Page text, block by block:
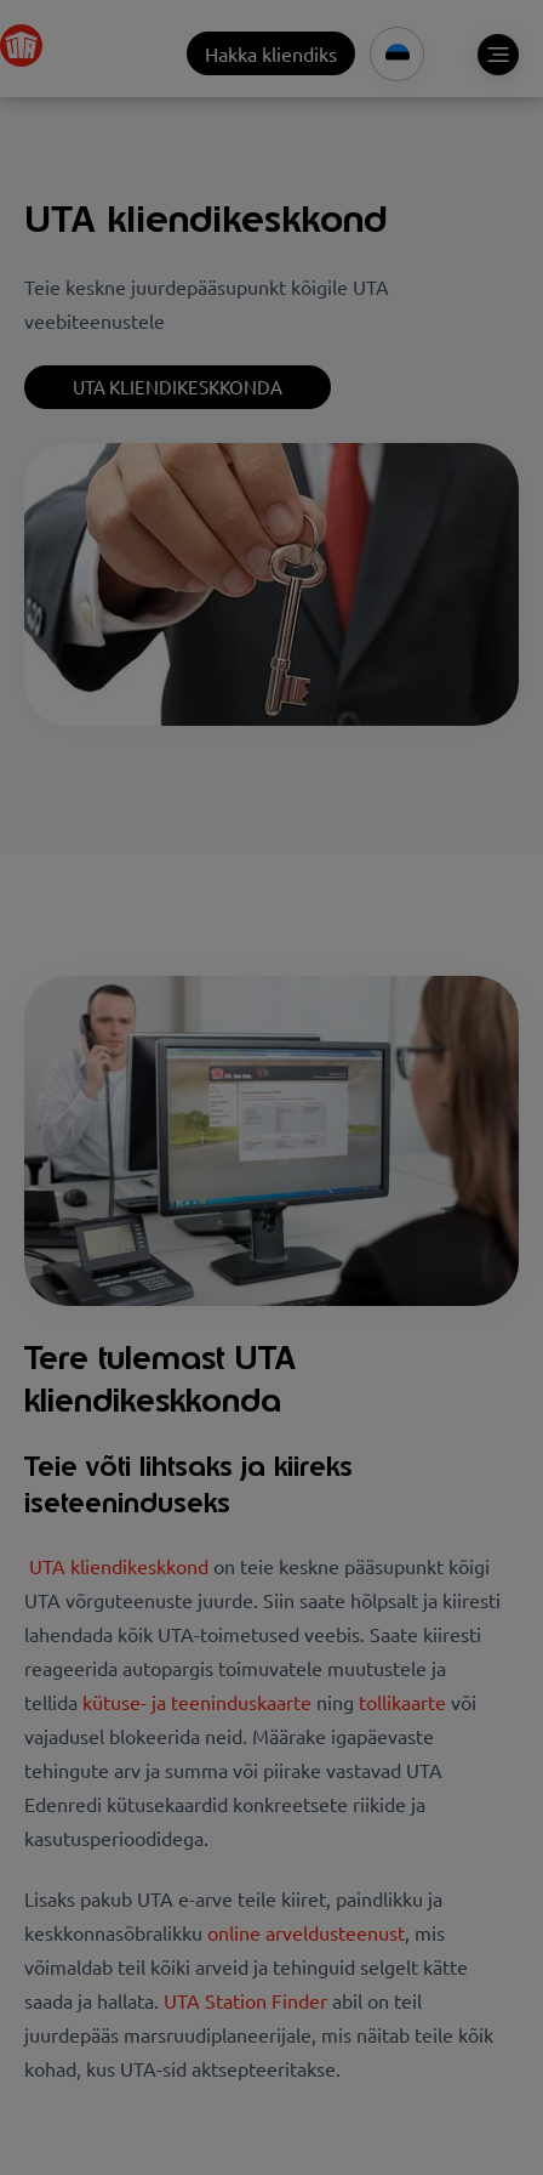
Hakka kliendiks
UTA kliendikeskkond
Teie keskne juurdepääsupunkt kõigile UTA
veebiteenustele
UTA KLIENDIKESKKONDA
Tere tulemast UTA
kliendikeskkonda
Teie võti lihtsaks ja kiireks
iseteeninduseks
UTA kliendikeskkond on teie keskne pääsupunkt kõigi
UTA võrguteenuste juurde. Siin saate hõlpsalt ja kiiresti
lahendada kõik UTA-toimetused veebis. Saate kiiresti
reageerida autopargis toimuvatele muutustele ja
tellida kütuse- ja teeninduskaarte ning tollikaarte või
vajadusel blokeerida neid. Määrake igapäevaste
tehingute arv ja summa või piirake vastavad UTA
Edenredi kütusekaardid konkreetsete riikide ja
kasutusperioodidega.
Lisaks pakub UTA e-arve teile kiiret, paindlikku ja
keskkonnasõbralikku online arveldusteenust, mis
võimaldab teil kõiki arveid ja tehinguid selgelt kätte
saada ja hallata. UTA Station Finder abil on teil
juurdepääs marsruudiplaneerijale, mis näitab teile kõik
kohad, kus UTA-sid aktsepteeritakse.